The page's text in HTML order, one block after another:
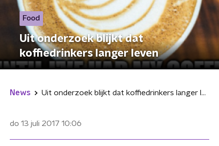
Food
Uit onderzoek blijkt dat
koffiedrinkers langer leven
News Uit onderzoek blijkt dat koffiedrinkers langer leven
do 13 juli 2017 10:06